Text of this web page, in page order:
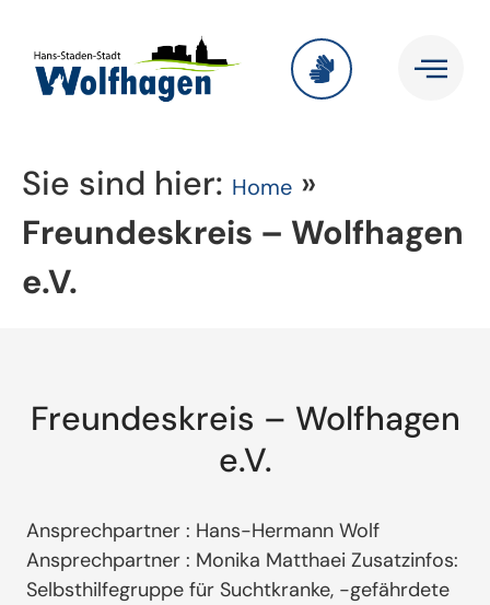
Sie sind hier: Home »
Freundeskreis – Wolfhagen
e.V.
Freundeskreis – Wolfhagen
e.V.
Ansprechpartner : Hans-Hermann Wolf
Ansprechpartner : Monika Matthaei Zusatzinfos:
Selbsthilfegruppe für Suchtkranke, -gefährdete